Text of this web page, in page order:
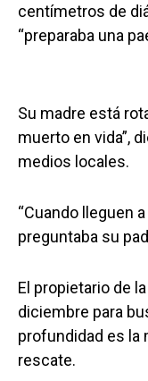
centímetros de
“preparaba una
Su madre está
muerto en vida”,
medios locales.
“Cuando lleguen
preguntaba su
El propietario de
diciembre para
profundidad es la
rescate.